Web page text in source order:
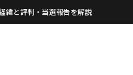
緯と評判・当選報告を解説